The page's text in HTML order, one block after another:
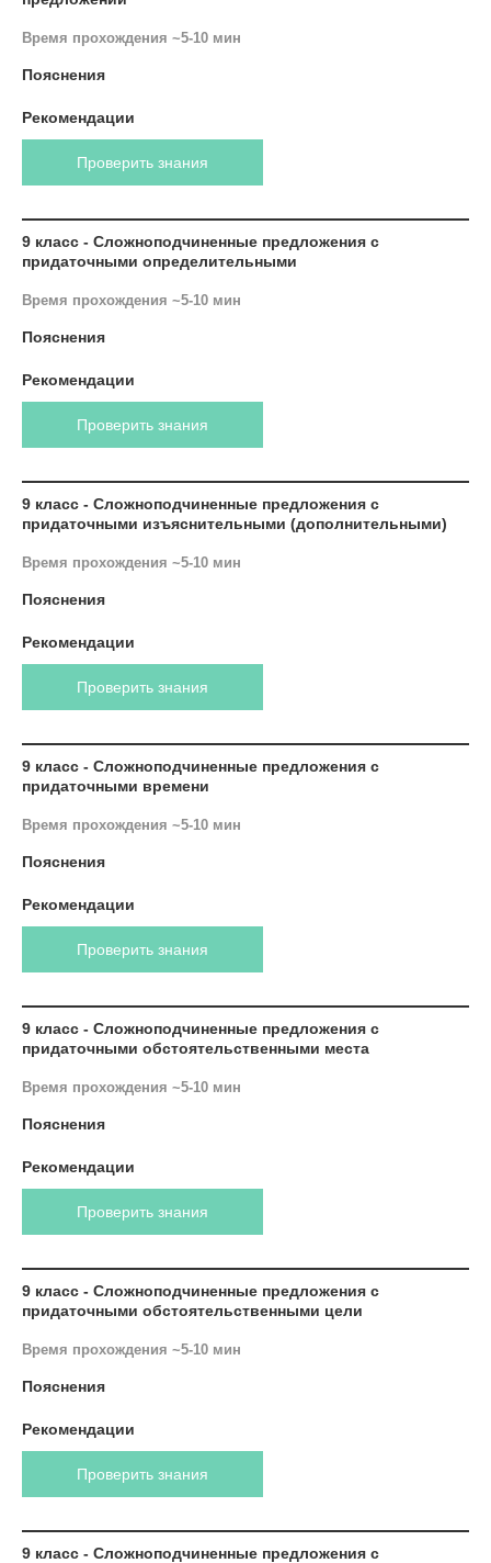
Время прохождения ~5-10 мин
Пояснения
Рекомендации
Проверить знания
9 класс - Сложноподчиненные предложения с
придаточными определительными
Время прохождения ~5-10 мин
Пояснения
Рекомендации
Проверить знания
9 класс - Сложноподчиненные предложения с
придаточными изъяснительными (дополнительными)
Время прохождения ~5-10 мин
Пояснения
Рекомендации
Проверить знания
9 класс - Сложноподчиненные предложения с
придаточными времени
Время прохождения ~5-10 мин
Пояснения
Рекомендации
Проверить знания
9 класс - Сложноподчиненные предложения с
придаточными обстоятельственными места
Время прохождения ~5-10 мин
Пояснения
Рекомендации
Проверить знания
9 класс - Сложноподчиненные предложения с
придаточными обстоятельственными цели
Время прохождения ~5-10 мин
Пояснения
Рекомендации
Проверить знания
9 класс - Сложноподчиненные предложения с